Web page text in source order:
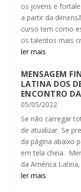
os jovens e
a partir da
curso tem como
os talentos mais
ler mais
MENSAGEM
LATINA DOS
ENCONTRO
05/05/2022
Se não carregar
de atualizar Se
da página abaixo
em tela cheia.
da América
ler mais